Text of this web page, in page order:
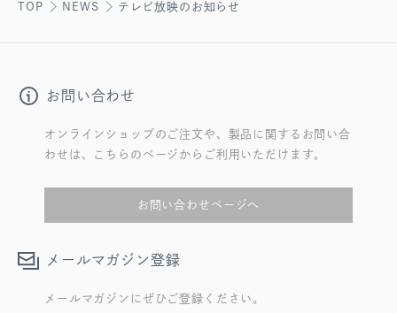
TOP NEWS テレビ放映のお知らせ
お問い合わせ
オンラインショップのご注文や、製品に関するお問い合
わせは、こちらのページからご利用いただけます。
お問い合わせページへ
メールマガジン登録
メールマガジンにぜひご登録ください。